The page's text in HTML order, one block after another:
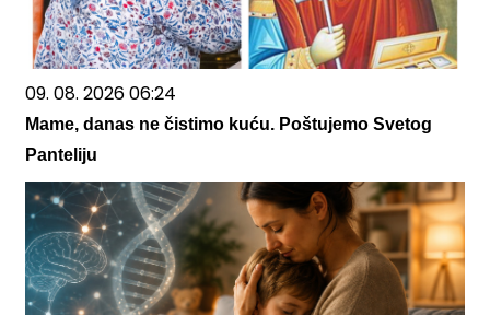
09. 08. 2026 06:24
Mame, danas ne čistimo kuću. Poštujemo Svetog
Panteliju